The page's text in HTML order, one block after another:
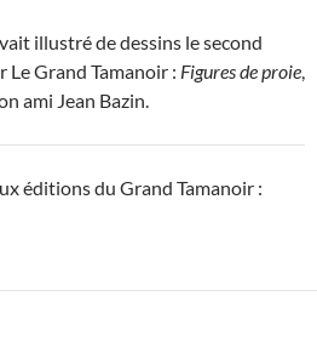
illustré de dessins le second
Grand Tamanoir : Figures de proie,
ami Jean Bazin.
éditions du Grand Tamanoir :